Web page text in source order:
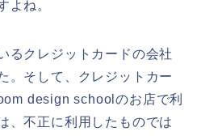
よね。
るクレジットカードの会社
。そして、クレジットカー
design schoolのお店で利
、不正に利用したものでは